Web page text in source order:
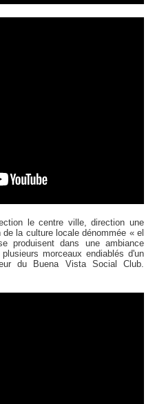
le centre ville, direction une
la culture locale dénommée « el
produisent dans une ambiance
morceaux endiablés d'un
du Buena Vista Social Club.